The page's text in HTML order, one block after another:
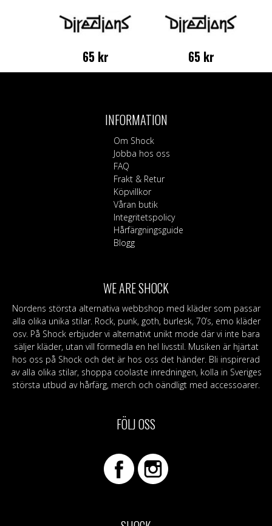
65 kr 65 kr
INFORMATION
Om Shock
Jobba hos oss
FAQ
Frakt & Retur
Köpvillkor
Våran butik
Integritetspolicy
Hårfärgningsguide
Blogg
WE ARE SHOCK
Nordens största alternativa webbshop med kläder som passar
alla olika unika stilar. Rock, punk, goth, burlesk, 70’s, emo kläder
osv. På Shock erbjuder vi alternativt unikt mode där vi inte bara
säljer kläder, utan vill förmedla en hel livsstil. Musiken är hjärtat
hos oss på Shock och det är hos oss det händer. Bli inspirerad
av alla olika stilar, shoppa coolaste inredningen, kolla in Sveriges
största utbud av hårfärg, merch och oändligt med accessoarer.
FÖLJ OSS